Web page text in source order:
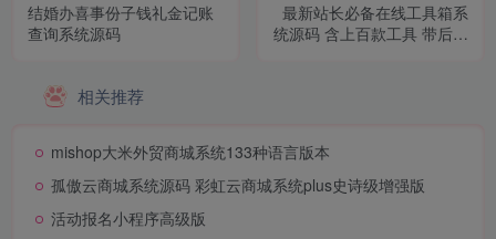
结婚办喜事份子钱礼金记账
查询系统源码
最新站长必备在线工具箱系
统源码 含上百款工具 带后台
相关推荐
mishop大米外贸商城系统133种语言版本
孤傲云商城系统源码 彩虹云商城系统plus史诗级增强版
活动报名小程序高级版